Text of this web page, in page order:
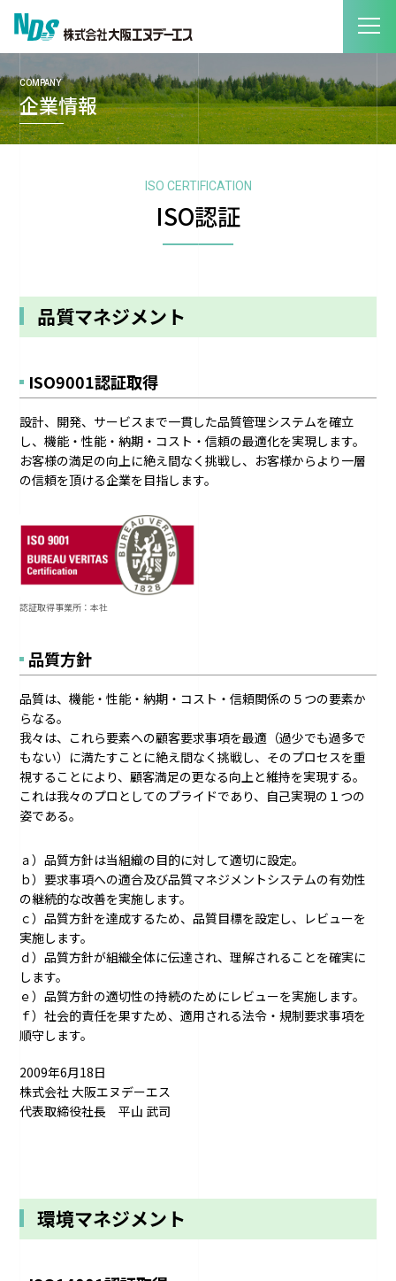
COMPANY
企業情報
ISO CERTIFICATION
ISO認証
品質マネジメント
ISO9001認証取得
設計、開発、サービスまで一貫した品質管理システムを確立
し、機能・性能・納期・コスト・信頼の最適化を実現します。
お客様の満足の向上に絶え間なく挑戦し、お客様からより一層
の信頼を頂ける企業を目指します。
認証取得事業所：本社
品質方針
品質は、機能・性能・納期・コスト・信頼関係の５つの要素か
らなる。
我々は、これら要素への顧客要求事項を最適（過少でも過多で
もない）に満たすことに絶え間なく挑戦し、そのプロセスを重
視することにより、顧客満足の更なる向上と維持を実現する。
これは我々のプロとしてのプライドであり、自己実現の１つの
姿である。
ａ）品質方針は当組織の目的に対して適切に設定。
ｂ）要求事項への適合及び品質マネジメントシステムの有効性
の継続的な改善を実施します。
ｃ）品質方針を達成するため、品質目標を設定し、レビューを
実施します。
ｄ）品質方針が組織全体に伝達され、理解されることを確実に
します。
ｅ）品質方針の適切性の持続のためにレビューを実施します。
ｆ）社会的責任を果すため、適用される法令・規制要求事項を
順守します。
2009年6月18日
株式会社 大阪エヌデーエス
代表取締役社長 平山 武司
環境マネジメント